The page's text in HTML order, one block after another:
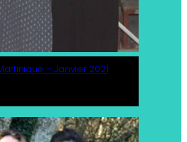
– Janvier 2021